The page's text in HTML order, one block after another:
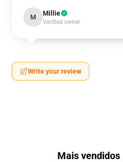
M Millie
Verified owner
Write your review
Mais vendidos